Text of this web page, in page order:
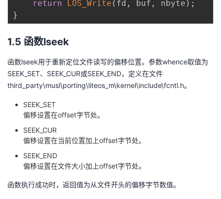
return LOS_Write ( fd , buf , nbyte ) ;
}
1.5 函数lseek
函数lseek用于重新定位文件读写的偏移位置。参数whence取值为
SEEK_SET、SEEK_CUR或SEEK_END，定义在文件
third_party\musl\porting\liteos_m\kernel\include\fcntl.h。
SEEK_SET
偏移设置在offset字节处。
SEEK_CUR
偏移设置在当前位置加上offset字节处。
SEEK_END
偏移设置在文件大小加上offset字节处。
函数执行成功时，返回值为从文件开头的偏移字节数值。